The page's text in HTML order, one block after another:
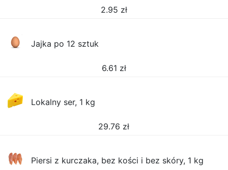
2.95 zł
Jajka po 12 sztuk
6.61 zł
Lokalny ser, 1 kg
29.76 zł
Piersi z kurczaka, bez kości i bez skóry, 1 kg